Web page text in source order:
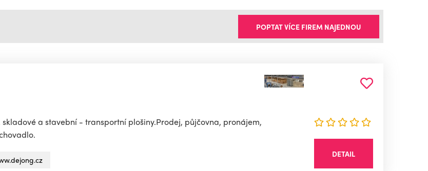
POPTAT VÍCE FIREM NAJEDNOU
a stavební - transportní plošiny.Prodej, půjčovna, pronájem,
DETAIL